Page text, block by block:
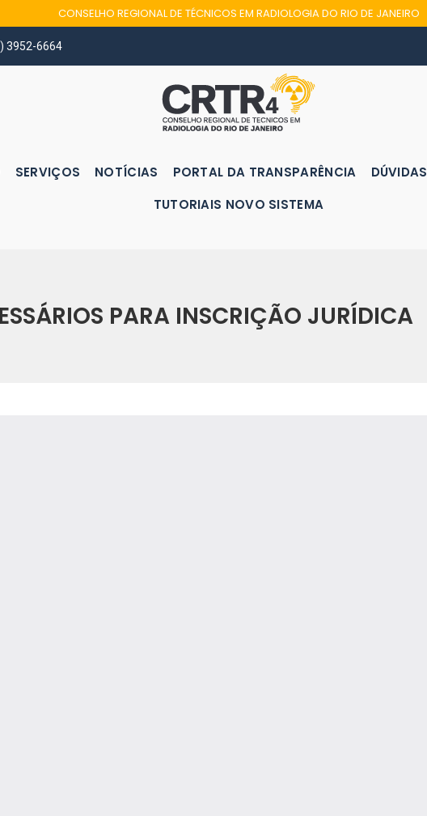
CONSELHO REGIONAL DE TÉCNICOS EM RADIOLOGIA DO RIO DE JANEIRO
3952-6664
SERVIÇOS NOTÍCIAS PORTAL DA TRANSPARÊNCIA DÚVIDAS
TUTORIAIS NOVO SISTEMA
PARA INSCRIÇÃO JURÍDICA